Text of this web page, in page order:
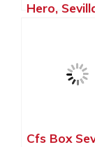
Hero,
Cfs Box